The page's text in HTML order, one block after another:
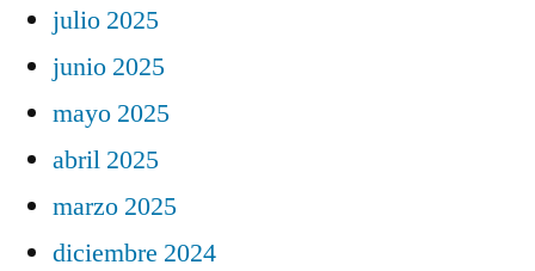
julio 2025
junio 2025
mayo 2025
abril 2025
marzo 2025
diciembre 2024